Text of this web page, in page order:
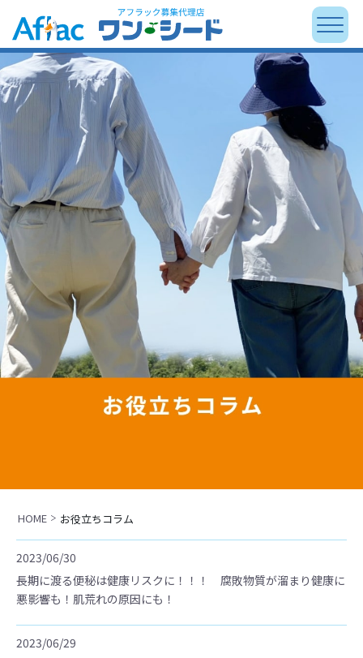
HOME お役立ちコラム
2023/06/30
長期に渡る便秘は健康リスクに！！！ 腐敗物質が溜まり健康に
悪影響も！肌荒れの原因にも！
2023/06/29